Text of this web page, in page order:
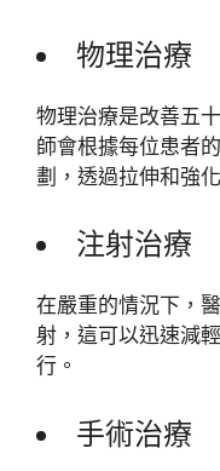
物理治療
物理治療是改善五
師會根據每位患者
劃，透過拉伸和強
注射治療
在嚴重的情況下，
射，這可以迅速減
行。
手術治療